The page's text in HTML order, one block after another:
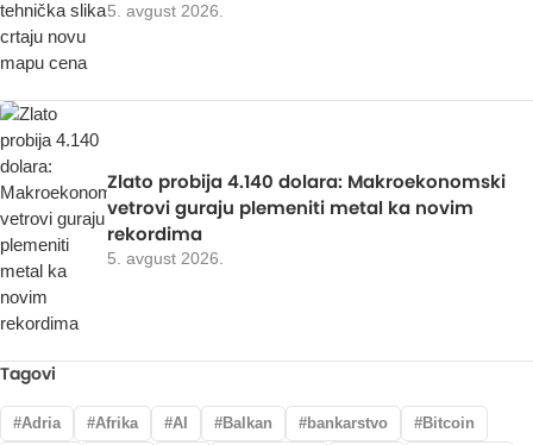
5. avgust 2026.
Zlato probija 4.140 dolara: Makroekonomski
vetrovi guraju plemeniti metal ka novim
rekordima
5. avgust 2026.
Tagovi
Adria Afrika AI Balkan bankarstvo
Bitcoin